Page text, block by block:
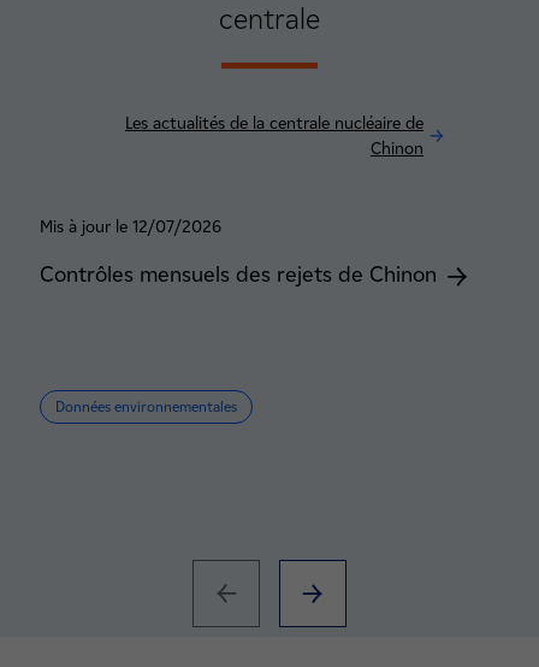
centrale
Les actualités de la centrale nucléaire de
Chinon
Mis à jour le 12/07/2026
Contrôles mensuels des rejets de Chinon
Données environnementales